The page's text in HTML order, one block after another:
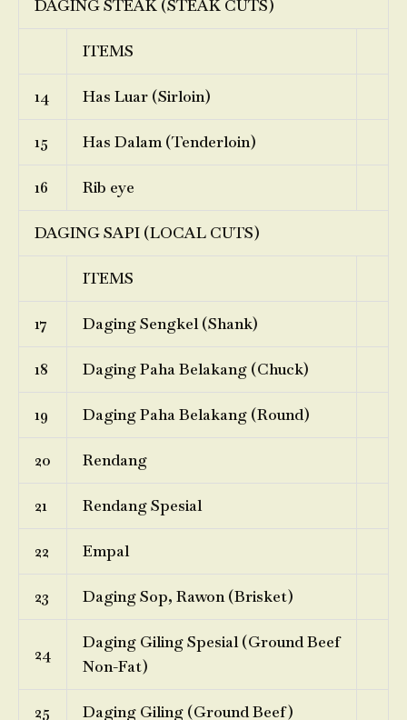
DAGING STEAK (STEAK CUTS)
ITEMS
14 Has Luar (Sirloin)
15 Has Dalam (Tenderloin)
16 Rib eye
DAGING SAPI (LOCAL CUTS)
ITEMS
17 Daging Sengkel (Shank)
18 Daging Paha Belakang (Chuck)
19 Daging Paha Belakang (Round)
20 Rendang
21 Rendang Spesial
22 Empal
23 Daging Sop, Rawon (Brisket)
24
Daging Giling Spesial (Ground Beef
Non-Fat)
25 Daging Giling (Ground Beef)